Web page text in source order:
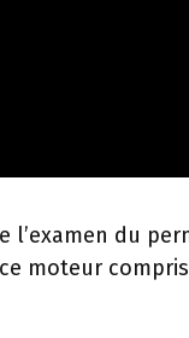
l’examen du
moteur